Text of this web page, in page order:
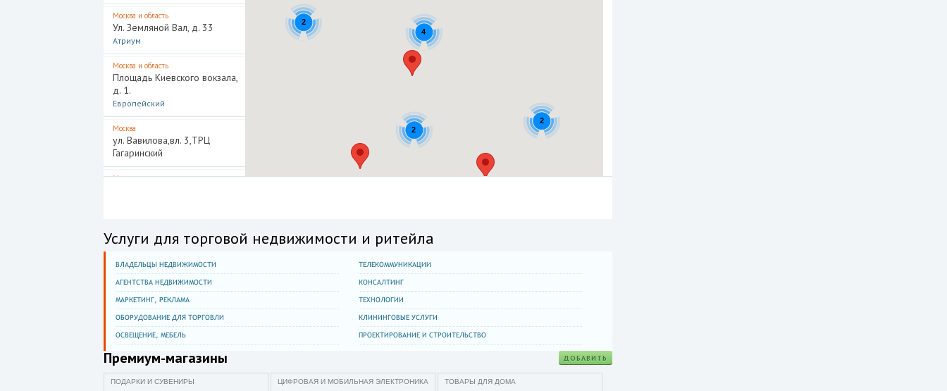
Москва и область
Ул. Земляной Вал, д. 33
Атриум
Москва и область
Площадь Киевского вокзала,
д. 1.
Европейский
Москва
ул. Вавилова,вл. 3,ТРЦ
Гагаринский
Москва
ул. Азовская,24,корп.3,ТЦ
Москва и область
Ленинградское шоссе, д. 16.
Метрополис
Москва
Калужское шоссе,21-й
километр,с1
Москва
4
2
2
2
Услуги для торговой недвижимости и ритейла
ВЛАДЕЛЬЦЫ НЕДВИЖИМОСТИ ТЕЛЕКОММУНИКАЦИИ
АГЕНТСТВА НЕДВИЖИМОСТИ КОНСАЛТИНГ
МАРКЕТИНГ, РЕКЛАМА ТЕХНОЛОГИИ
ОБОРУДОВАНИЕ ДЛЯ ТОРГОВЛИ КЛИНИНГОВЫЕ УСЛУГИ
ОСВЕЩЕНИЕ, МЕБЕЛЬ ПРОЕКТИРОВАНИЕ И СТРОИТЕЛЬСТВО
ДОБАВИТЬ
Премиум-магазины
ПОДАРКИ И СУВЕНИРЫ ЦИФРОВАЯ И МОБИЛЬНАЯ ЭЛЕКТРОНИКА ТОВАРЫ ДЛЯ ДОМА